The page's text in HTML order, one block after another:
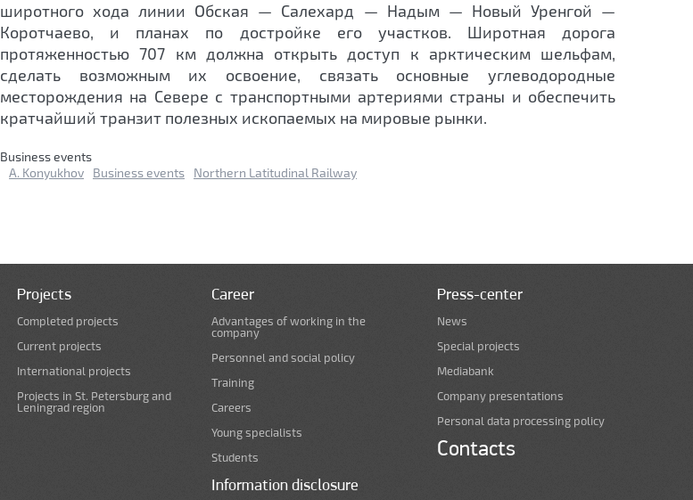
широтного хода линии Обская — Салехард — Надым — Новый Уренгой —
Коротчаево, и планах по достройке его участков. Широтная дорога
протяженностью 707 км должна открыть доступ к арктическим шельфам,
сделать возможным их освоение, связать основные углеводородные
месторождения на Севере с транспортными артериями страны и обеспечить
кратчайший транзит полезных ископаемых на мировые рынки.
Business events
A. Konyukhov
Business events Northern Latitudinal Railway
Projects
Completed projects
Current projects
International projects
Projects in St. Petersburg and
Leningrad region
Career
Advantages of working in the
company
Personnel and social policy
Training
Careers
Young specialists
Students
Information disclosure
Press-center
News
Special projects
Mediabank
Company presentations
Personal data processing policy
Contacts